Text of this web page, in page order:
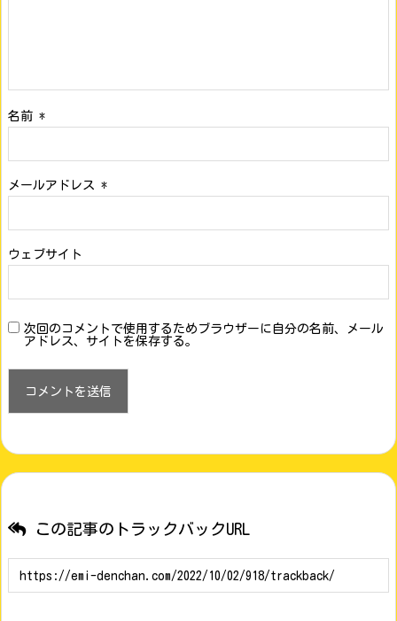
名前 *
メールアドレス *
ウェブサイト
次回のコメントで使用するためブラウザーに自分の名前、メール
アドレス、サイトを保存する。
この記事のトラックバックURL